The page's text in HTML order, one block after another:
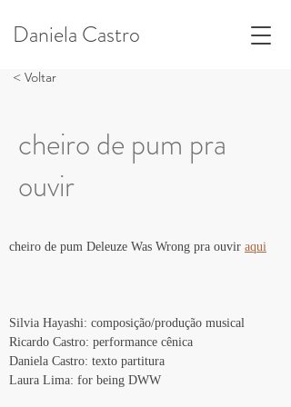
Daniela Castro
< Voltar
cheiro de pum pra
ouvir
cheiro de pum Deleuze Was Wrong pra ouvir aqui
Silvia Hayashi: composição/produção musical
Ricardo Castro: performance cênica
Daniela Castro: texto partitura
Laura Lima: for being DWW